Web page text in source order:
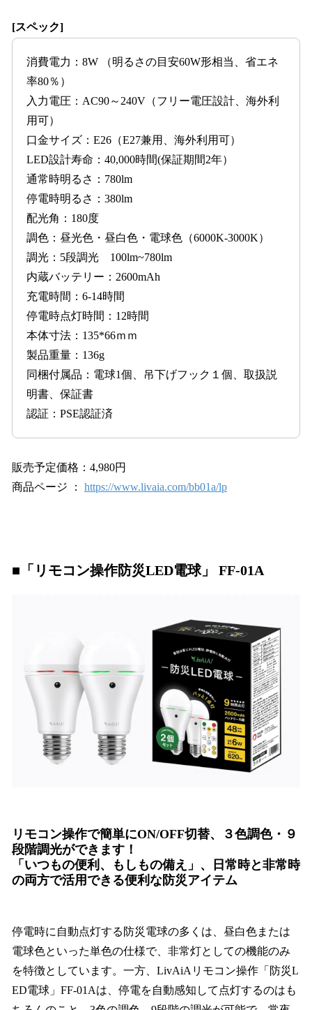
[スペック]
消費電力：8W （明るさの目安60W形相当、省エネ
率80％）
入力電圧：AC90～240V（フリー電圧設計、海外利
用可）
口金サイズ：E26（E27兼用、海外利用可）
LED設計寿命：40,000時間(保証期間2年）
通常時明るさ：780lm
停電時明るさ：380lm
配光角：180度
調色：昼光色・昼白色・電球色（6000K-3000K）
調光：5段調光 100lm~780lm
内蔵バッテリー：2600mAh
充電時間：6-14時間
停電時点灯時間：12時間
本体寸法：135*66ｍｍ
製品重量：136g
同梱付属品：電球1個、吊下げフック１個、取扱説
明書、保証書
認証：PSE認証済
販売予定価格：4,980円
商品ページ ： https://www.livaia.com/bb01a/lp
■「リモコン操作防災LED電球」 FF-01A
リモコン操作で簡単にON/OFF切替、３色調色・９
段階調光ができます！
「いつもの便利、もしもの備え」、日常時と非常時
の両方で活用できる便利な防災アイテム
停電時に自動点灯する防災電球の多くは、昼白色または
電球色といった単色の仕様で、非常灯としての機能のみ
を特徴としています。一方、LivAiAリモコン操作「防災L
ED電球」FF-01Aは、停電を自動感知して点灯するのはも